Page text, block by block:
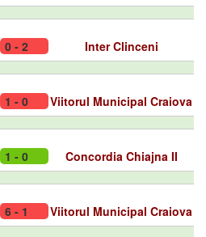
0 - 2 Inter Clinceni
1 - 0 Viitorul Municipal Craiova
1 - 0 Concordia Chiajna II
6 - 1 Viitorul Municipal Craiova